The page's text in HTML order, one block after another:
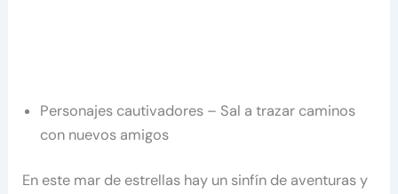
Personajes cautivadores – Sal a trazar caminos
con nuevos amigos
En este mar de estrellas hay un sinfín de aventuras y